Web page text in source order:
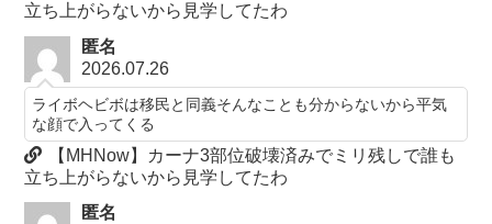
立ち上がらないから見学してたわ
匿名
2026.07.26
ライボヘビボは移民と同義そんなことも分からないから平気
な顔で入ってくる
【MHNow】カーナ3部位破壊済みでミリ残しで誰も
立ち上がらないから見学してたわ
匿名